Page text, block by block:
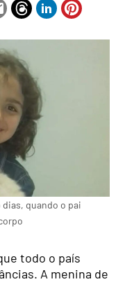
dias, quando o pai
todo o país
A menina de